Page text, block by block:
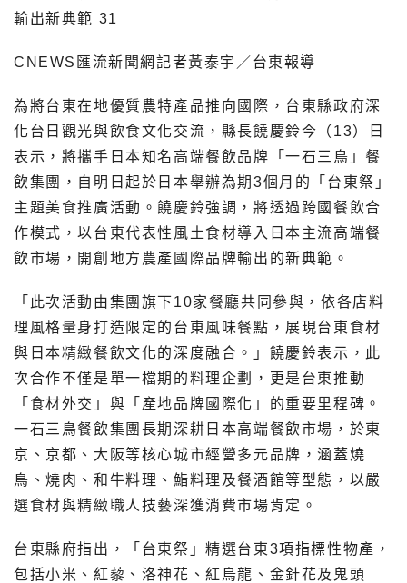
CNEWS匯流新聞網記者黃泰宇／台東報導
為將台東在地優質農特產品推向國際，台東縣政府深
化台日觀光與飲食文化交流，縣長饒慶鈴今（13）日
表示，將攜手日本知名高端餐飲品牌「一石三鳥」餐
飲集團，自明日起於日本舉辦為期3個月的「台東祭」
主題美食推廣活動。饒慶鈴強調，將透過跨國餐飲合
作模式，以台東代表性風土食材導入日本主流高端餐
飲市場，開創地方農產國際品牌輸出的新典範。
「此次活動由集團旗下10家餐廳共同參與，依各店料
理風格量身打造限定的台東風味餐點，展現台東食材
與日本精緻餐飲文化的深度融合。」饒慶鈴表示，此
次合作不僅是單一檔期的料理企劃，更是台東推動
「食材外交」與「產地品牌國際化」的重要里程碑。
一石三鳥餐飲集團長期深耕日本高端餐飲市場，於東
京、京都、大阪等核心城市經營多元品牌，涵蓋燒
鳥、燒肉、和牛料理、鮨料理及餐酒館等型態，以嚴
選食材與精緻職人技藝深獲消費市場肯定。
台東縣府指出，「台東祭」精選台東3項指標性物產，
包括小米、紅藜、洛神花、紅烏龍、金針花及鬼頭